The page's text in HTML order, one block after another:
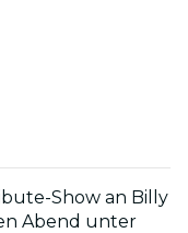
Show an Billy
Abend unter